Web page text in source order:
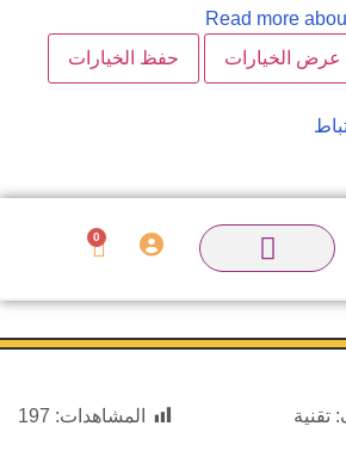
Read more
عرض الخيارات
حفظ الخيارات
0
تقنية المشاهدات: 197